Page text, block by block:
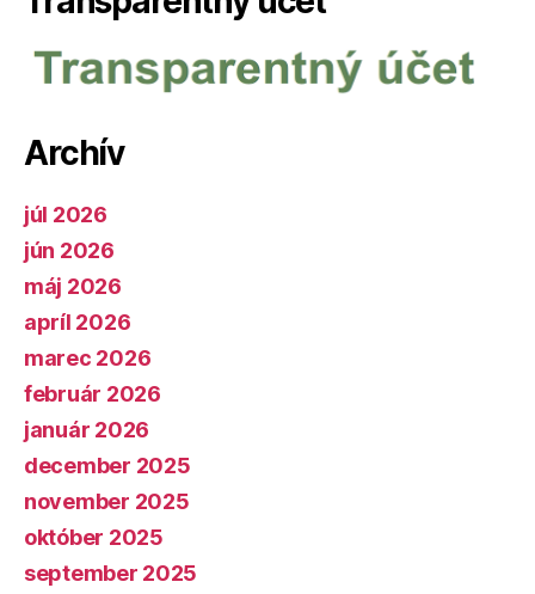
Archív
júl 2026
jún 2026
máj 2026
apríl 2026
marec 2026
február 2026
január 2026
december 2025
november 2025
október 2025
september 2025